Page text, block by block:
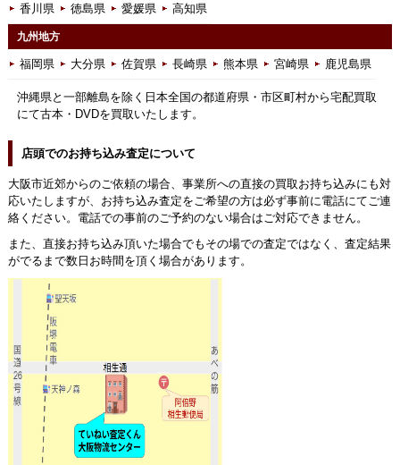
香川県 徳島県 愛媛県 高知県
九州地方
福岡県 大分県 佐賀県 長崎県 熊本県 宮崎県 鹿児島県
沖縄県と一部離島を除く日本全国の都道府県・市区町村から宅配買取
にて古本・DVDを買取いたします。
店頭でのお持ち込み査定について
大阪市近郊からのご依頼の場合、事業所への直接の買取お持ち込みにも対
応いたしますが、お持ち込み査定をご希望の方は必ず事前に電話にてご連
絡ください。電話での事前のご予約のない場合はご対応できません。
また、直接お持ち込み頂いた場合でもその場での査定ではなく、査定結果
がでるまで数日お時間を頂く場合があります。